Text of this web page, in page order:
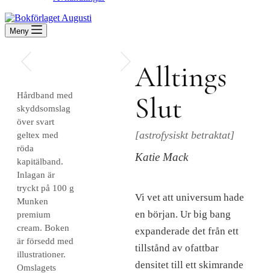
Meny
Hårdband med
skyddsomslag
över svart
geltex med
röda
kapitälband.
Inlagan är
tryckt på 100 g
Munken
premium
cream. Boken
är försedd med
illustrationer.
Omslagets
Alltings
Slut
[astrofysiskt betraktat]
Katie Mack
Vi vet att universum hade
en början. Ur big bang
expanderade det från ett
tillstånd av ofattbar
densitet till ett skimrande